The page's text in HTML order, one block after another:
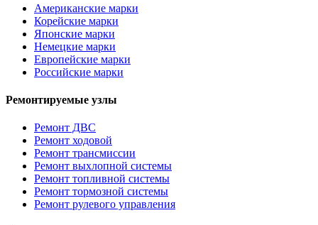
Американские марки
Корейские марки
Японские марки
Немецкие марки
Европейские марки
Российские марки
Ремонтируемые узлы
Ремонт ДВС
Ремонт ходовой
Ремонт трансмиссии
Ремонт выхлопной системы
Ремонт топливной системы
Ремонт тормозной системы
Ремонт рулевого управления